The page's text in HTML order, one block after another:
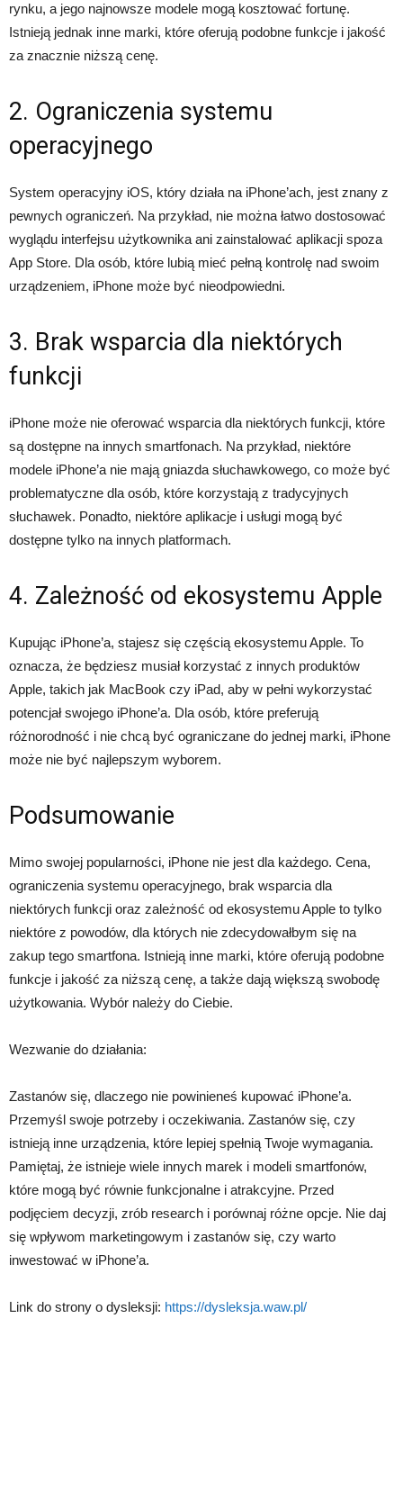
rynku, a jego najnowsze modele mogą kosztować fortunę.
Istnieją jednak inne marki, które oferują podobne funkcje i jakość
za znacznie niższą cenę.
2. Ograniczenia systemu
operacyjnego
System operacyjny iOS, który działa na iPhone’ach, jest znany z
pewnych ograniczeń. Na przykład, nie można łatwo dostosować
wyglądu interfejsu użytkownika ani zainstalować aplikacji spoza
App Store. Dla osób, które lubią mieć pełną kontrolę nad swoim
urządzeniem, iPhone może być nieodpowiedni.
3. Brak wsparcia dla niektórych
funkcji
iPhone może nie oferować wsparcia dla niektórych funkcji, które
są dostępne na innych smartfonach. Na przykład, niektóre
modele iPhone’a nie mają gniazda słuchawkowego, co może być
problematyczne dla osób, które korzystają z tradycyjnych
słuchawek. Ponadto, niektóre aplikacje i usługi mogą być
dostępne tylko na innych platformach.
4. Zależność od ekosystemu Apple
Kupując iPhone’a, stajesz się częścią ekosystemu Apple. To
oznacza, że będziesz musiał korzystać z innych produktów
Apple, takich jak MacBook czy iPad, aby w pełni wykorzystać
potencjał swojego iPhone’a. Dla osób, które preferują
różnorodność i nie chcą być ograniczane do jednej marki, iPhone
może nie być najlepszym wyborem.
Podsumowanie
Mimo swojej popularności, iPhone nie jest dla każdego. Cena,
ograniczenia systemu operacyjnego, brak wsparcia dla
niektórych funkcji oraz zależność od ekosystemu Apple to tylko
niektóre z powodów, dla których nie zdecydowałbym się na
zakup tego smartfona. Istnieją inne marki, które oferują podobne
funkcje i jakość za niższą cenę, a także dają większą swobodę
użytkowania. Wybór należy do Ciebie.
Wezwanie do działania:
Zastanów się, dlaczego nie powinieneś kupować iPhone’a.
Przemyśl swoje potrzeby i oczekiwania. Zastanów się, czy
istnieją inne urządzenia, które lepiej spełnią Twoje wymagania.
Pamiętaj, że istnieje wiele innych marek i modeli smartfonów,
które mogą być równie funkcjonalne i atrakcyjne. Przed
podjęciem decyzji, zrób research i porównaj różne opcje. Nie daj
się wpływom marketingowym i zastanów się, czy warto
inwestować w iPhone’a.
Link do strony o dysleksji: https://dysleksja.waw.pl/